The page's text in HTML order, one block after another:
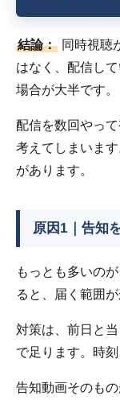
結論： 同時視聴
はなく、配信し
場合が大半です。
配信を数回やっ
考えてしまいま
があります。
原因1｜告知
もっとも多いの
ると、届く範囲
対策は、前日と
で足ります。時
告知動画そのも